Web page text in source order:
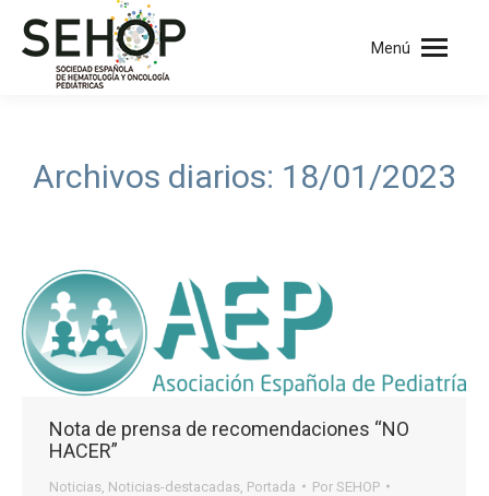
Menú
Archivos diarios: 18/01/2023
Nota de prensa de recomendaciones “NO
HACER”
Noticias Noticias-destacadas Portada Por SEHOP